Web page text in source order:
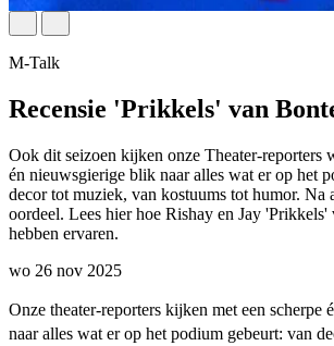
M-Talk
Recensie 'Prikkels' van
Ook dit seizoen kijken onze Theater-reporters
én nieuwsgierige blik naar alles wat er op het
decor tot muziek, van kostuums tot humor. Na
oordeel. Lees hier hoe Rishay en Jay
hebben ervaren.
wo 26 nov 2025
Onze theater-reporters kijken met een scherpe
naar alles wat er op het podium gebeurt: van